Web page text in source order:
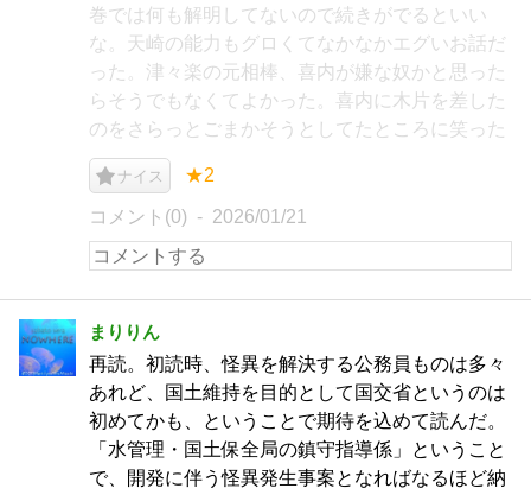
巻では何も解明してないので続きがでるといい
な。天崎の能力もグロくてなかなかエグいお話だ
った。津々楽の元相棒、喜内が嫌な奴かと思った
らそうでもなくてよかった。喜内に木片を差した
のをさらっとごまかそうとしてたところに笑った
ナイス ★2
コメント(0) 2026/01/21
まりりん
再読。初読時、怪異を解決する公務員ものは多々
あれど、国土維持を目的として国交省というのは
初めてかも、ということで期待を込めて読んだ。
「水管理・国土保全局の鎮守指導係」ということ
で、開発に伴う怪異発生事案となればなるほど納